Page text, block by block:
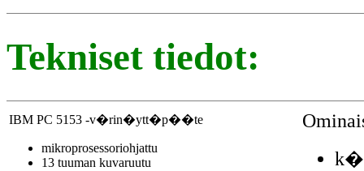
Tekniset tiedot:
IBM PC 5153 -v�rin�ytt�p��te
mikroprosessoriohjattu
13 tuuman kuvaruutu